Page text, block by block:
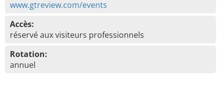
www.gtreview.com/events
Accès:
réservé aux visiteurs professionnels
Rotation:
annuel